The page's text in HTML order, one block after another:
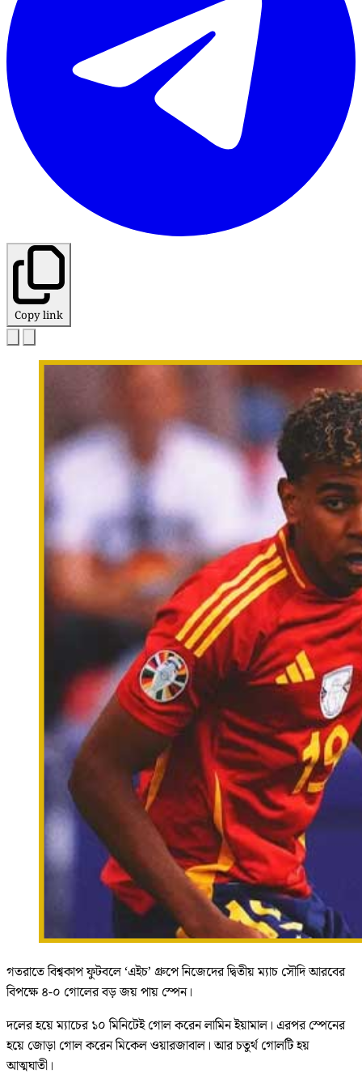
Copy link
গতরাতে বিশ্বকাপ ফুটবলে ‘এইচ’ গ্রুপে নিজেদের দ্বিতীয় ম্যাচ সৌদি আরবের
বিপক্ষে ৪-০ গোলের বড় জয় পায় স্পেন।
দলের হয়ে ম্যাচের ১০ মিনিটেই গোল করেন লামিন ইয়ামাল। এরপর স্পেনের
হয়ে জোড়া গোল করেন মিকেল ওয়ারজাবাল। আর চতুর্থ গোলটি হয়
আত্মঘাতী।